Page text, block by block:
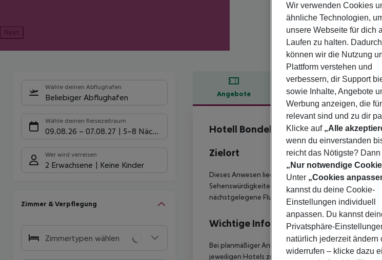
Next
Wähle deinen Abflughafen
Beliebiger Abflughafen
Wähle deinen Reisezeitraum
09.08.26 – 07.08.27 5-8 Nächte
Wer wird verreisen
2 Erwachsene Keine Kinder
Zimmer & Verpflegung
Zimmertypen wählen
Angebote Hotelbeschreibung
Hotelbeschreibung
Hotell Bondeheimen
3
Zielort
Dieses Anwesen liegt gut in der Stadt Oslo und ist
Sehenswürdigkeiten in der Nähe gehören der
nächstgelegene Flughafen der Unterkunft ist der 50
Wichtige Informationen
Bei planmäßiger Ankunft im Zielgebiet ab 04:00 Uhr
jeweiligen Hotels zur Verfügung. Ebenso ist die
Wir verwenden Cookies
ähnliche Technologien,
unsere Webseite für dich
Laufen zu halten. Dadurch
können wir die Nutzung
Plattform verstehen und
verbessern, dir Support
sowie Inhalte, Angebote
Werbung anzeigen, die
relevant sind und zu dir
Klicke auf „Alle
wenn du einverstanden
reicht das Nötigste?
„Nur notwendige
Unter „Cookies
kannst du deine Cookie-
Einstellungen individuell
anpassen. Du kannst
Privatsphäre-
natürlich jederzeit ändern
widerrufen – klicke dazu